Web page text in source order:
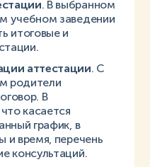
. В выбранном
учебном заведении
итоговые и
аттестации. С
родители
В
касается
график, в
и время, перечень
консультаций.